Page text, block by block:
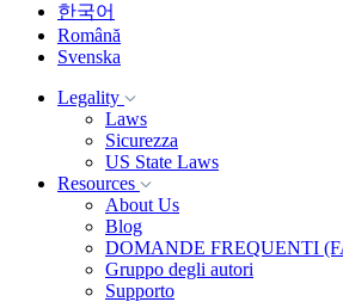
한국어
Română
Svenska
Legality
Laws
Sicurezza
US State Laws
Resources
About Us
Blog
DOMANDE FREQUENTI
Gruppo degli autori
Supporto